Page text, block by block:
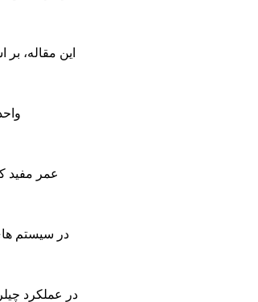
این مقاله،
واحد کندانسور باید
عمر مفید کندانسور خودرو معمولاً بین 3 تا
در سیستم
در عملکرد